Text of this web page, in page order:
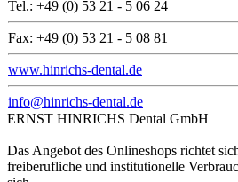
Tel.: +49 (0) 53 21 - 5 06 24
Fax: +49 (0) 53 21 - 5 08 81
www.hinrichs-dental.de
info@hinrichs-dental.de
ERNST HINRICHS Dental GmbH
Das Angebot des Onlineshops richtet
freiberufliche und institutionelle